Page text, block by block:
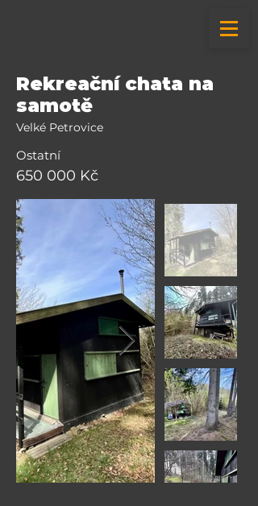
Rekreační chata na
samotě
Velké Petrovice
Ostatní
650 000 Kč